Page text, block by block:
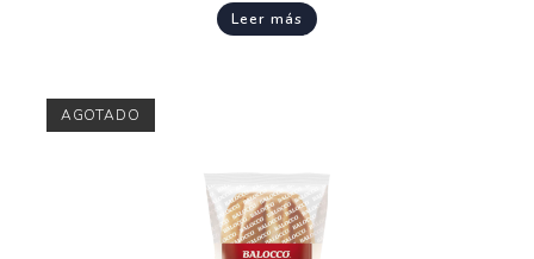
Leer más
AGOTADO